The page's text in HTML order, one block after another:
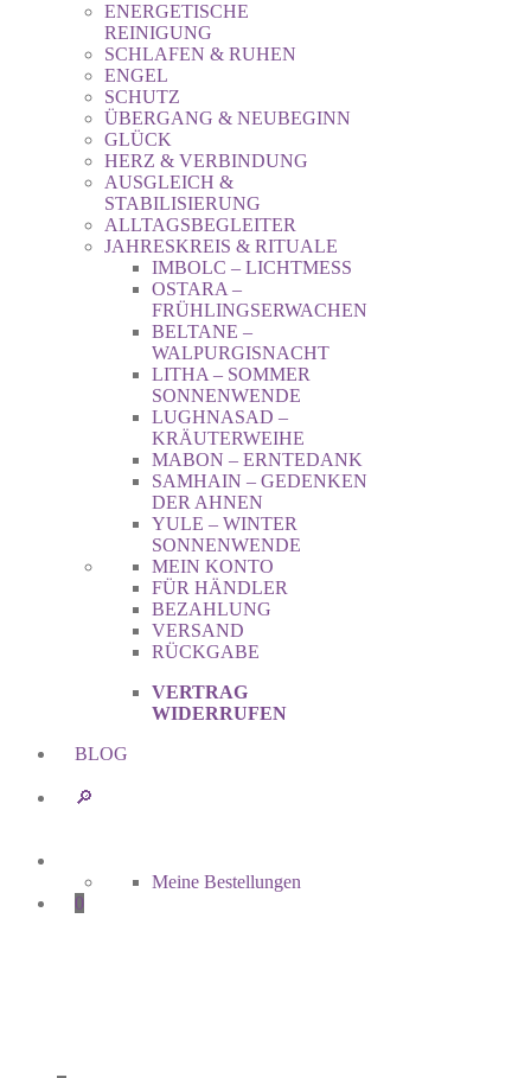
ENERGETISCHE
REINIGUNG
SCHLAFEN & RUHEN
ENGEL
SCHUTZ
ÜBERGANG & NEUBEGINN
GLÜCK
HERZ & VERBINDUNG
AUSGLEICH &
STABILISIERUNG
ALLTAGSBEGLEITER
JAHRESKREIS & RITUALE
IMBOLC – LICHTMESS
OSTARA –
FRÜHLINGSERWACHEN
BELTANE –
WALPURGISNACHT
LITHA – SOMMER
SONNENWENDE
LUGHNASAD –
KRÄUTERWEIHE
MABON – ERNTEDANK
SAMHAIN – GEDENKEN
DER AHNEN
YULE – WINTER
SONNENWENDE
MEIN KONTO
FÜR HÄNDLER
BEZAHLUNG
VERSAND
RÜCKGABE
VERTRAG
WIDERRUFEN
BLOG
🔎︎
Meine Bestellungen
0